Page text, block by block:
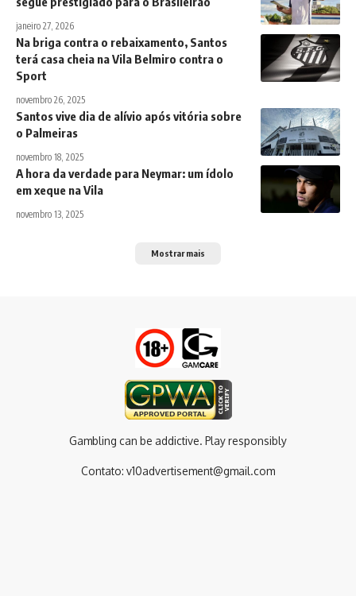
janeiro 27, 2026
Na briga contra o rebaixamento, Santos
terá casa cheia na Vila Belmiro contra o
Sport
novembro 26, 2025
Santos vive dia de alívio após vitória sobre
o Palmeiras
novembro 18, 2025
A hora da verdade para Neymar: um ídolo
em xeque na Vila
novembro 13, 2025
Mostrar mais
Gambling can be addictive. Play responsibly
Contato: v10advertisement@gmail.com